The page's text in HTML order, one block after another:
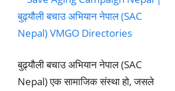
बुढ्यौली बचाउ अभियान नेपाल (SAC
Nepal) एक सामाजिक संस्था हो, जसले